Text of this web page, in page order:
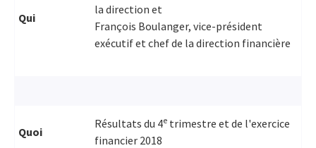
Qui
la direction et
François Boulanger, vice-président
exécutif et chef de la direction financière
Quoi
Résultats du 4e trimestre et de l'exercice
financier 2018